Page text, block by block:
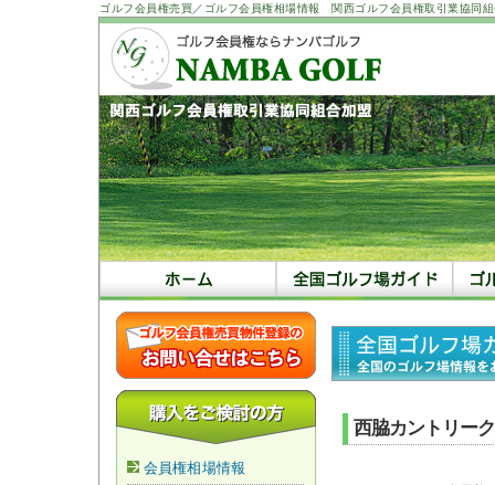
ゴルフ会員権売買／ゴルフ会員権相場情報 関西ゴルフ会員権取引業協同
会員権相場情報
西脇カントリー